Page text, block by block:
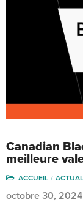
Canadian
meilleure
ACCUEIL
octobre 30, 2024